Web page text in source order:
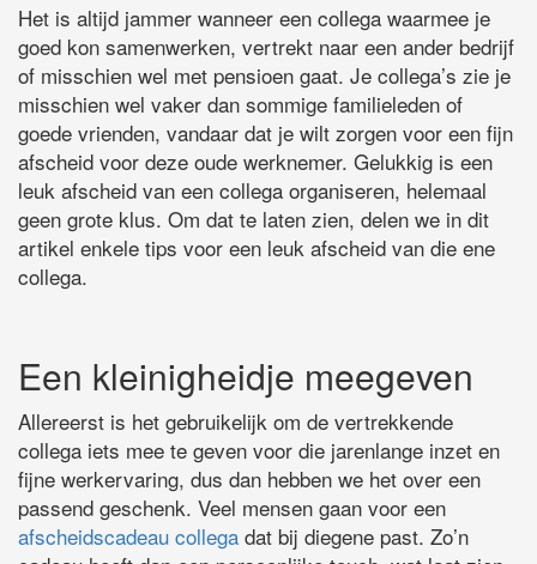
Het is altijd jammer wanneer een collega waarmee je
goed kon samenwerken, vertrekt naar een ander bedrijf
of misschien wel met pensioen gaat. Je collega’s zie je
misschien wel vaker dan sommige familieleden of
goede vrienden, vandaar dat je wilt zorgen voor een fijn
afscheid voor deze oude werknemer. Gelukkig is een
leuk afscheid van een collega organiseren, helemaal
geen grote klus. Om dat te laten zien, delen we in dit
artikel enkele tips voor een leuk afscheid van die ene
collega.
Een kleinigheidje meegeven
Allereerst is het gebruikelijk om de vertrekkende
collega iets mee te geven voor die jarenlange inzet en
fijne werkervaring, dus dan hebben we het over een
passend geschenk. Veel mensen gaan voor een
afscheidscadeau collega dat bij diegene past. Zo’n